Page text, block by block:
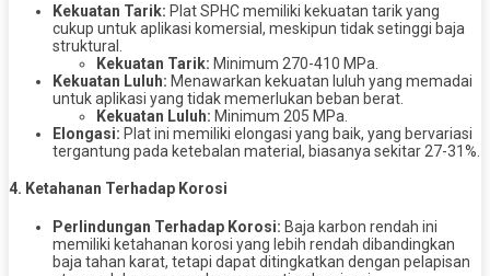
Kekuatan Tarik: Plat SPHC memiliki kekuatan tarik yang
cukup untuk aplikasi komersial, meskipun tidak setinggi baja
struktural.
Kekuatan Tarik: Minimum 270-410 MPa.
Kekuatan Luluh: Menawarkan kekuatan luluh yang memadai
untuk aplikasi yang tidak memerlukan beban berat.
Kekuatan Luluh: Minimum 205 MPa.
Elongasi: Plat ini memiliki elongasi yang baik, yang bervariasi
tergantung pada ketebalan material, biasanya sekitar 27-31%.
4. Ketahanan Terhadap Korosi
Perlindungan Terhadap Korosi: Baja karbon rendah ini
memiliki ketahanan korosi yang lebih rendah dibandingkan
baja tahan karat, tetapi dapat ditingkatkan dengan pelapisan